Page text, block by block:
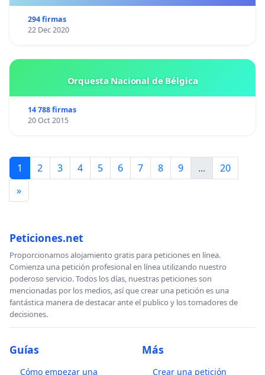
294 firmas
22 Dec 2020
Orquesta Nacional de Bélgica
14 788 firmas
20 Oct 2015
1 2 3 4 5 6 7 8 9 ...
20
»
Peticiones.net
Proporcionamos alojamiento gratis para peticiones en línea.
Comienza una petición profesional en línea utilizando nuestro
poderoso servicio. Todos los días, nuestras peticiones son
mencionadas por los medios, así que crear una petición es una
fantástica manera de destacar ante el publico y los tomadores de
decisiones.
Guías
Cómo empezar una
Más
Crear una petición